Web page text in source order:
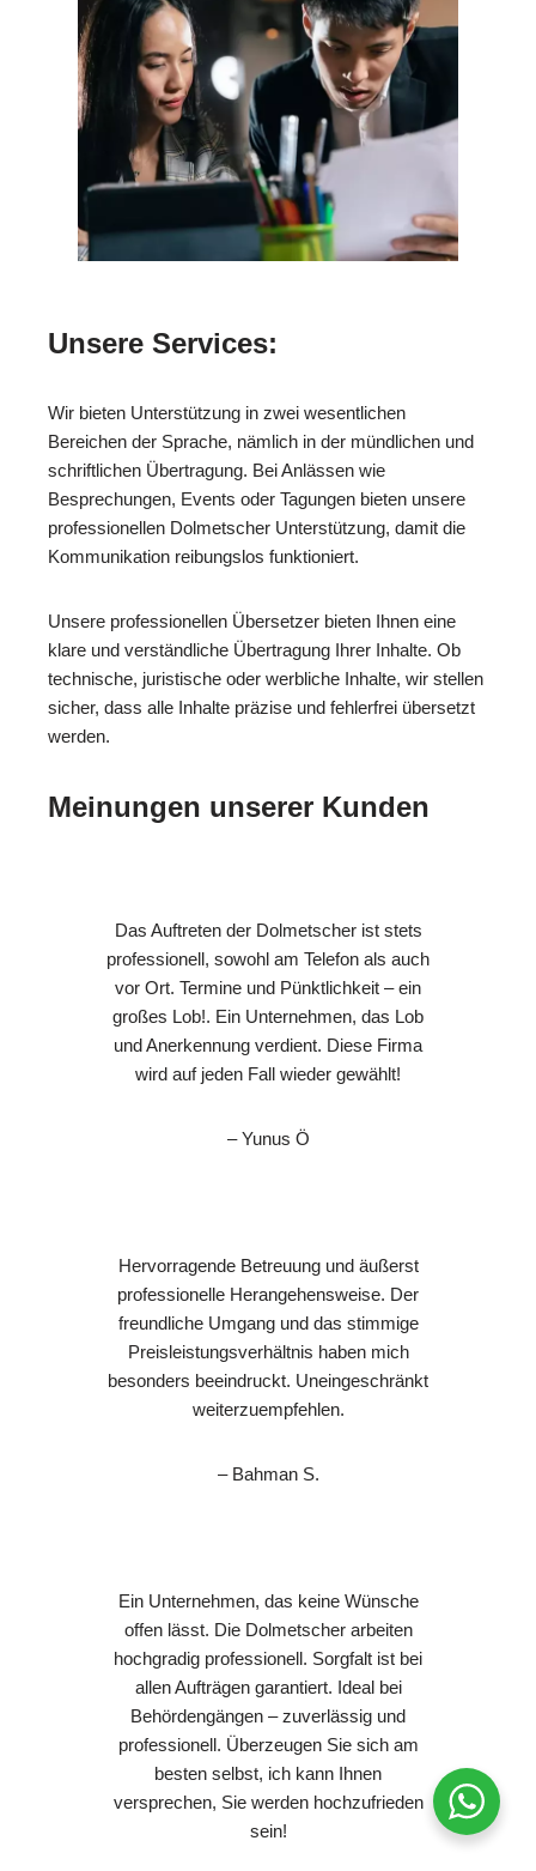
Unsere Services:
Wir bieten Unterstützung in zwei wesentlichen
Bereichen der Sprache, nämlich in der mündlichen und
schriftlichen Übertragung. Bei Anlässen wie
Besprechungen, Events oder Tagungen bieten unsere
professionellen Dolmetscher Unterstützung, damit die
Kommunikation reibungslos funktioniert.
Unsere professionellen Übersetzer bieten Ihnen eine
klare und verständliche Übertragung Ihrer Inhalte. Ob
technische, juristische oder werbliche Inhalte, wir stellen
sicher, dass alle Inhalte präzise und fehlerfrei übersetzt
werden.
Meinungen unserer Kunden
Das Auftreten der Dolmetscher ist stets
professionell, sowohl am Telefon als auch
vor Ort. Termine und Pünktlichkeit – ein
großes Lob!. Ein Unternehmen, das Lob
und Anerkennung verdient. Diese Firma
wird auf jeden Fall wieder gewählt!
– Yunus Ö
Hervorragende Betreuung und äußerst
professionelle Herangehensweise. Der
freundliche Umgang und das stimmige
Preisleistungsverhältnis haben mich
besonders beeindruckt. Uneingeschränkt
weiterzuempfehlen.
– Bahman S.
Ein Unternehmen, das keine Wünsche
offen lässt. Die Dolmetscher arbeiten
hochgradig professionell. Sorgfalt ist bei
allen Aufträgen garantiert. Ideal bei
Behördengängen – zuverlässig und
professionell. Überzeugen Sie sich am
besten selbst, ich kann Ihnen
versprechen, Sie werden hochzufrieden
sein!